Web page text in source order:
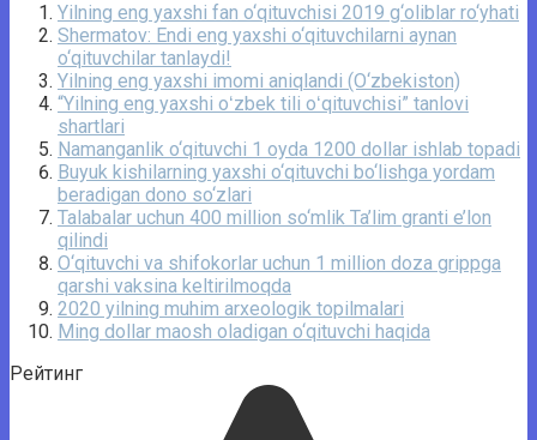
Yilning eng yaxshi fan o‘qituvchisi 2019 g‘oliblar ro‘yhati
Shermatov: Endi eng yaxshi o‘qituvchilarni aynan
o‘qituvchilar tanlaydi!
Yilning eng yaxshi imomi aniqlandi (O‘zbekiston)
“Yilning eng yaxshi oʻzbek tili oʻqituvchisi” tanlovi
shartlari
Namanganlik o‘qituvchi 1 oyda 1200 dollar ishlab topadi
Buyuk kishilarning yaxshi o‘qituvchi bo‘lishga yordam
beradigan dono so‘zlari
Talabalar uchun 400 million so‘mlik Ta’lim granti e’lon
qilindi
O‘qituvchi va shifokorlar uchun 1 million doza grippga
qarshi vaksina keltirilmoqda
2020 yilning muhim arxeologik topilmalari
Ming dollar maosh oladigan o‘qituvchi haqida
Рейтинг